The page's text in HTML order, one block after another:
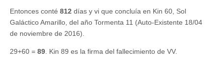
Entonces conté 812 días y vi que concluía en Kin 60, Sol
Galáctico Amarillo, del año Tormenta 11 (Auto-Existente 18/04
de noviembre de 2016).
29+60 = 89 . Kin 89 es la firma del fallecimiento de VV.